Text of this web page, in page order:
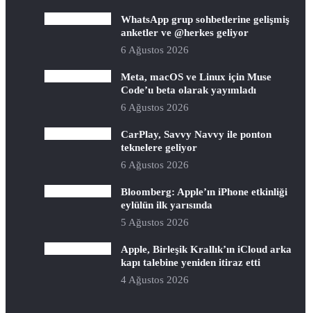
WhatsApp grup sohbetlerine gelişmiş
anketler ve @herkes geliyor
6 Ağustos 2026
Meta, macOS ve Linux için Muse
Code’u beta olarak yayımladı
6 Ağustos 2026
CarPlay, Savvy Navvy ile ponton
teknelere geliyor
6 Ağustos 2026
Bloomberg: Apple’ın iPhone etkinliği
eylülün ilk yarısında
5 Ağustos 2026
Apple, Birleşik Krallık’ın iCloud arka
kapı talebine yeniden itiraz etti
4 Ağustos 2026